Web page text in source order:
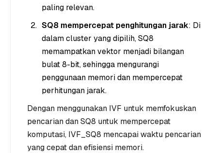
paling relevan.
SQ8 mempercepat penghitungan jarak: Di
dalam cluster yang dipilih, SQ8
memampatkan vektor menjadi bilangan
bulat 8-bit, sehingga mengurangi
penggunaan memori dan mempercepat
perhitungan jarak.
Dengan menggunakan IVF untuk memfokuskan
pencarian dan SQ8 untuk mempercepat
komputasi, IVF_SQ8 mencapai waktu pencarian
yang cepat dan efisiensi memori.